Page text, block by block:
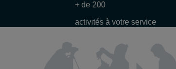
+ de 200
activités à votre service